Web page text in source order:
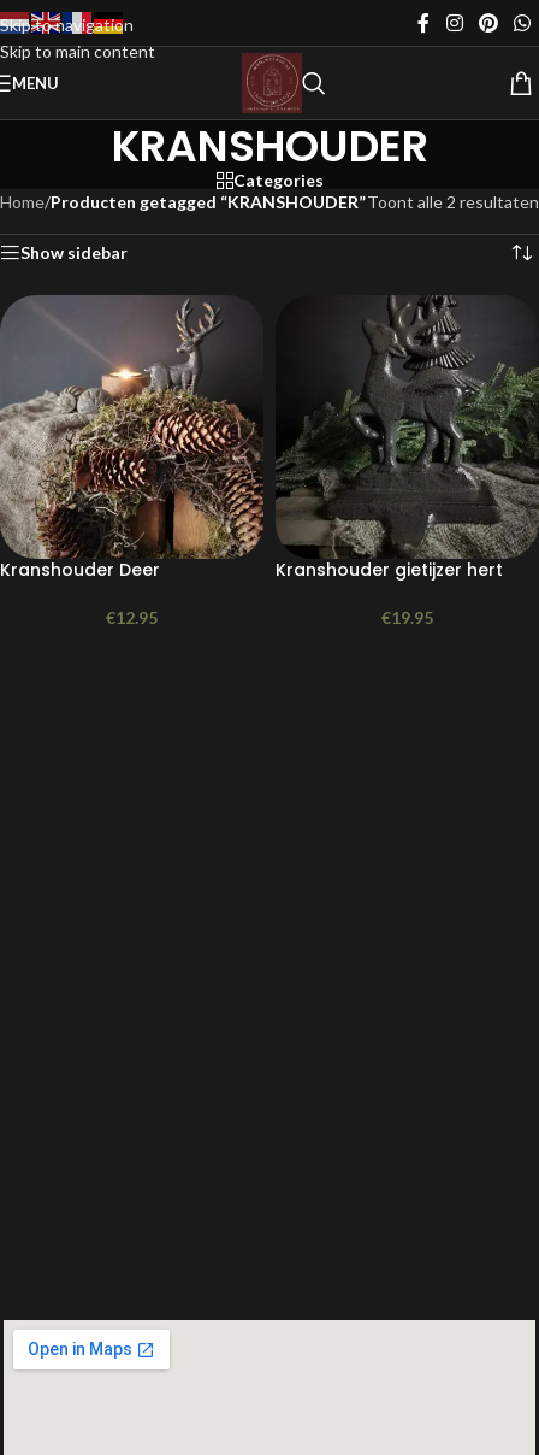
Skip to navigation
Skip to main content
MENU
KRANSHOUDER
Categories
Home/Producten getagged “KRANSHOUDER”Toont alle 2 resultaten
Show sidebar
Kranshouder Deer
€12.95
Kranshouder gietijzer hert
€19.95